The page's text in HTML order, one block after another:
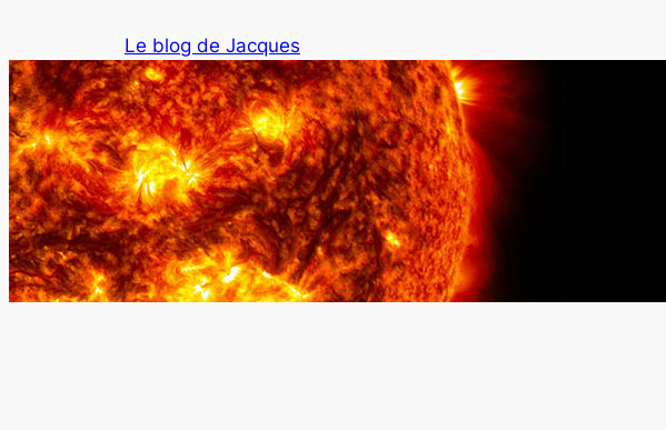
contenu
Le blog de Jacques